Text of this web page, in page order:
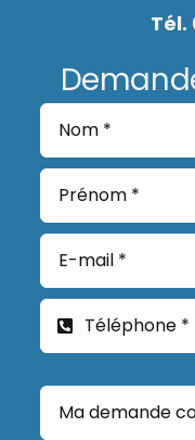
Tél.